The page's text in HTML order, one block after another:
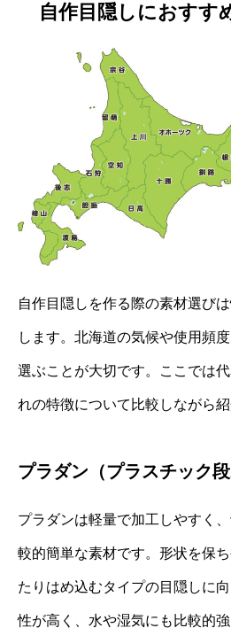
自作目隠しにおすす
自作目隠しを作る際の素材選び
します。北海道の気候や使用頻
選ぶことが大切です。ここでは
れの特徴について比較しながら紹
プラダン（プラスチック
プラダンは軽量で加工しやすく
較的簡単な素材です。形状を保
たりはめ込むタイプの目隠しに
性が高く、水や湿気にも比較的